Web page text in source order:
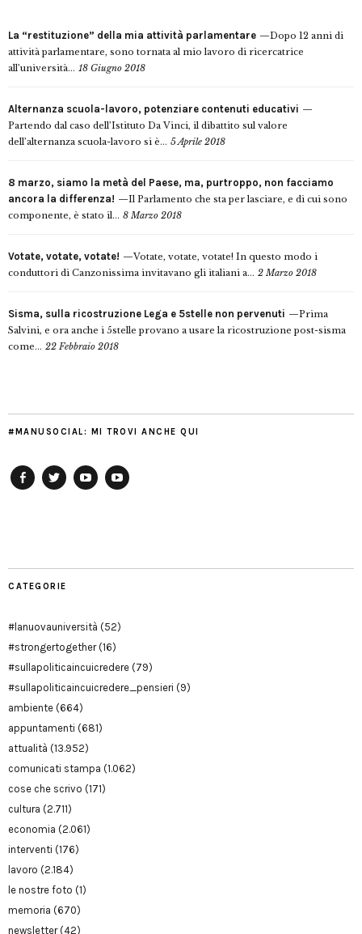
La “restituzione” della mia attività parlamentare
Dopo 12 anni di
attività parlamentare, sono tornata al mio lavoro di ricercatrice
all’università... 18 Giugno 2018
Alternanza scuola-lavoro, potenziare contenuti educativi
Partendo dal caso dell’Istituto Da Vinci, il dibattito sul valore
dell’alternanza scuola-lavoro si è... 5 Aprile 2018
8 marzo, siamo la metà del Paese, ma, purtroppo, non facciamo
ancora la differenza!
Il Parlamento che sta per lasciare, e di cui sono
componente, è stato il... 8 Marzo 2018
Votate, votate, votate!
Votate, votate, votate! In questo modo i
conduttori di Canzonissima invitavano gli italiani a... 2 Marzo 2018
Sisma, sulla ricostruzione Lega e 5stelle non pervenuti
Prima
Salvini, e ora anche i 5stelle provano a usare la ricostruzione post-sisma
come... 22 Febbraio 2018
#MANUSOCIAL: MI TROVI ANCHE QUI
CATEGORIE
#lanuovauniversità (52)
#strongertogether(16)
#sullapoliticaincuicredere (79)
#sullapoliticaincuicredere_pensieri (9)
ambiente (664)
appuntamenti (681)
attualità (13.952)
comunicati stampa (1.062)
cose che scrivo (171)
cultura (2.711)
economia (2.061)
interventi (176)
lavoro (2.184)
le nostre foto (1)
memoria (670)
newsletter(42)